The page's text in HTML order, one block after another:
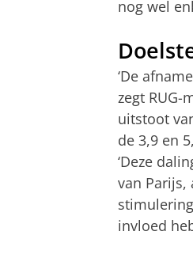
nog wel
‘De
zegt RUG-
uitstoot
de 3,9 en
‘Deze
van Parijs,
invloed